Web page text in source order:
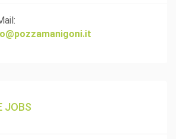
JOBS